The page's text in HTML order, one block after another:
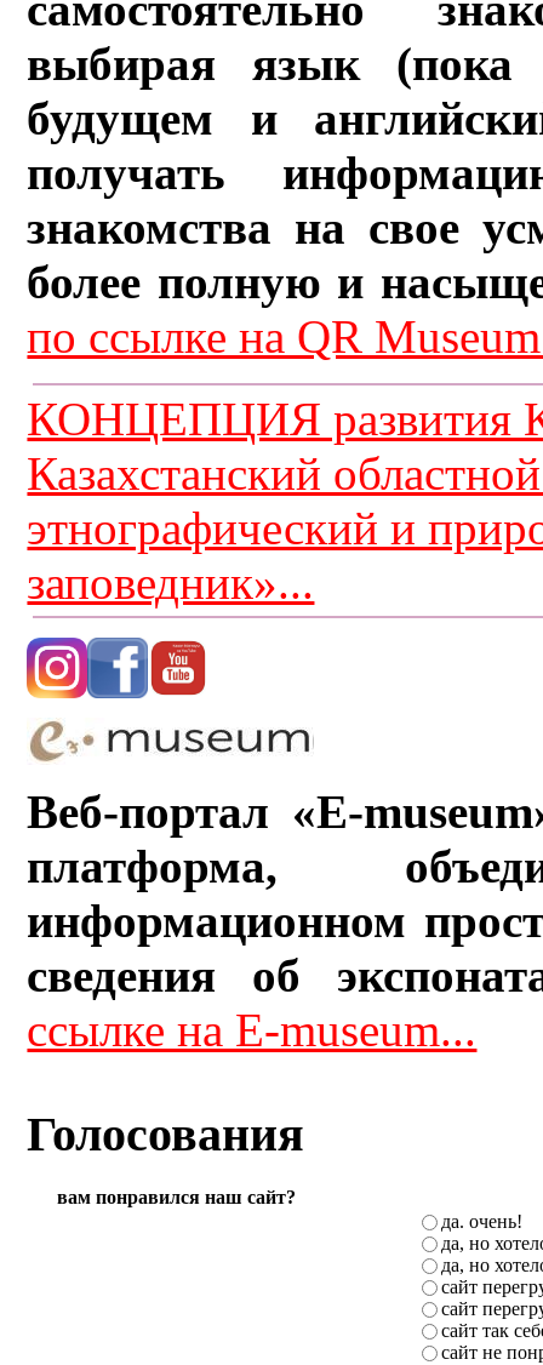
выбирая язык (пока
будущем и
получать
знакомства на свое
более полную и
по ссылке на QR
КОНЦЕПЦИЯ развития
Казахстанский
этнографический и
заповедник»...
Веб-портал «E-
платформа,
информационном
сведения об
ссылке на E-museum...
Голосования
вам понравился наш сайт?
да. очень!
да, но
да, но
сайт
сайт
сайт так
сайт не